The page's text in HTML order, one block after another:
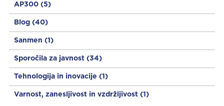
AP300 (5)
Blog (40)
Sanmen (1)
Sporočila za javnost (34)
Tehnologija in inovacije (1)
Varnost, zanesljivost in vzdržljivost (1)